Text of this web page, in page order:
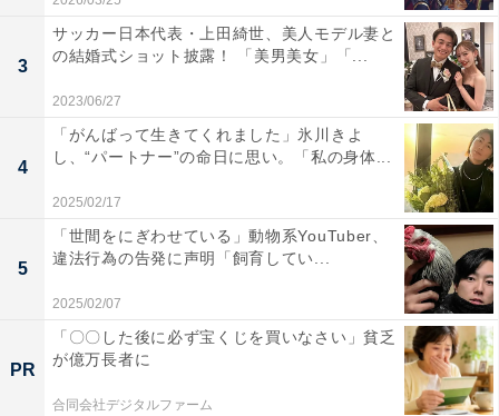
3
サッカー日本代表・上田綺世、美人モデル妻と
の結婚式ショット披露！ 「美男美女」「...
2023/06/27
4
「がんばって生きてくれました」氷川きよ
し、“パートナー”の命日に思い。「私の身体...
2025/02/17
5
「世間をにぎわせている」動物系YouTuber、
違法行為の告発に声明「飼育してい...
2025/02/07
PR
「〇〇した後に必ず宝くじを買いなさい」貧乏
が億万長者に
合同会社デジタルファーム